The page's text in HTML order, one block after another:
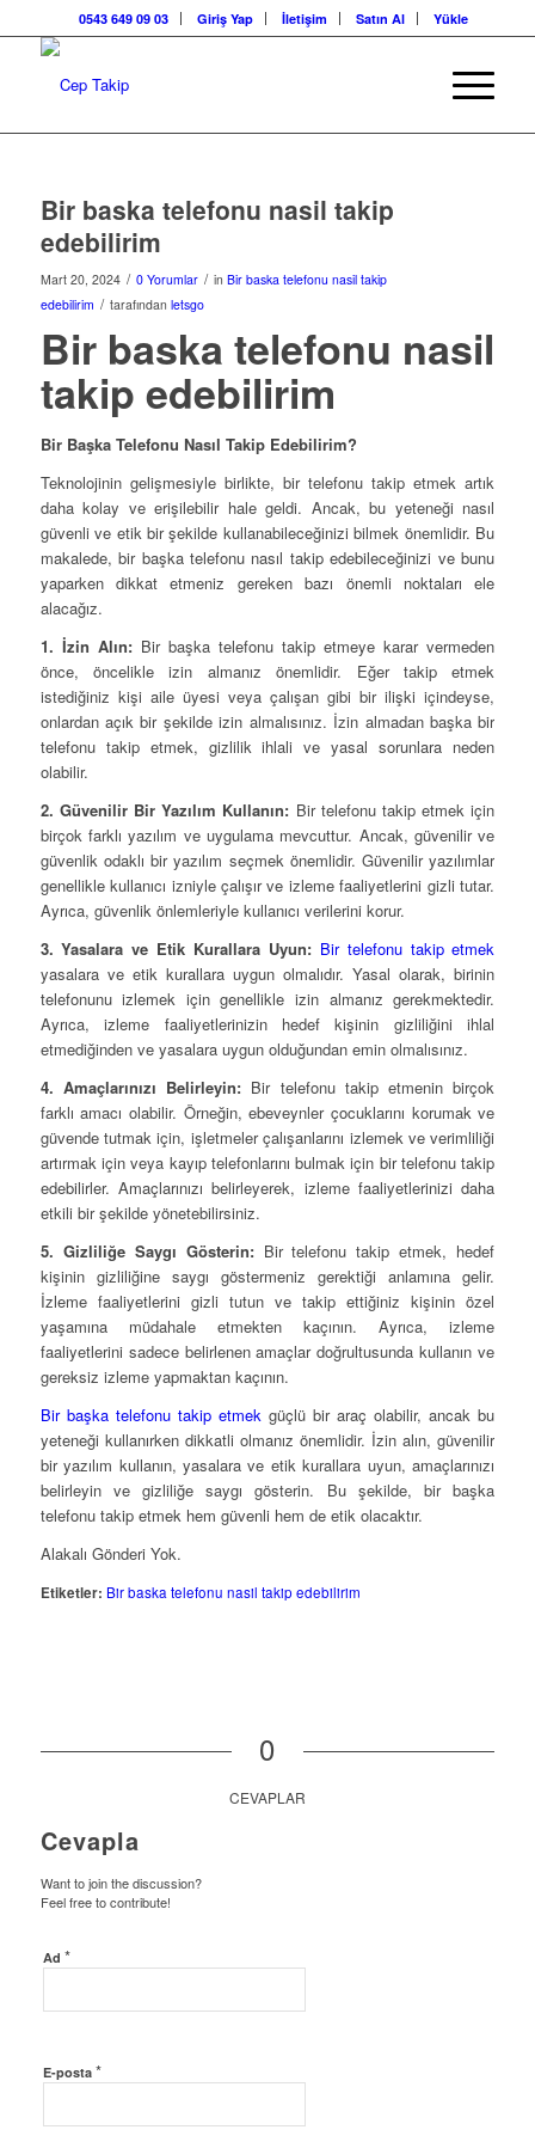
0543 649 09 03 Giriş Yap İletişim Satın Al Yükle
Bir baska telefonu nasil takip
edebilirim
Mart 20, 2024 / 0 Yorumlar / in Bir baska telefonu nasil takip
edebilirim / tarafından letsgo
Bir baska telefonu nasil
takip edebilirim
Bir Başka Telefonu Nasıl Takip Edebilirim?
Teknolojinin gelişmesiyle birlikte, bir telefonu takip etmek artık
daha kolay ve erişilebilir hale geldi. Ancak, bu yeteneği nasıl
güvenli ve etik bir şekilde kullanabileceğinizi bilmek önemlidir. Bu
makalede, bir başka telefonu nasıl takip edebileceğinizi ve bunu
yaparken dikkat etmeniz gereken bazı önemli noktaları ele
alacağız.
1. İzin Alın:Bir başka telefonu takip etmeye karar vermeden
önce, öncelikle izin almanız önemlidir. Eğer takip etmek
istediğiniz kişi aile üyesi veya çalışan gibi bir ilişki içindeyse,
onlardan açık bir şekilde izin almalısınız. İzin almadan başka bir
telefonu takip etmek, gizlilik ihlali ve yasal sorunlara neden
olabilir.
2. Güvenilir Bir Yazılım Kullanın: Bir telefonu takip etmek için
birçok farklı yazılım ve uygulama mevcuttur. Ancak, güvenilir ve
güvenlik odaklı bir yazılım seçmek önemlidir. Güvenilir yazılımlar
genellikle kullanıcı izniyle çalışır ve izleme faaliyetlerini gizli tutar.
Ayrıca, güvenlik önlemleriyle kullanıcı verilerini korur.
3. Yasalara ve Etik Kurallara Uyun: Bir telefonu takip etmek
yasalara ve etik kurallara uygun olmalıdır. Yasal olarak, birinin
telefonunu izlemek için genellikle izin almanız gerekmektedir.
Ayrıca, izleme faaliyetlerinizin hedef kişinin gizliliğini ihlal
etmediğinden ve yasalara uygun olduğundan emin olmalısınız.
4. Amaçlarınızı Belirleyin: Bir telefonu takip etmenin birçok
farklı amacı olabilir. Örneğin, ebeveynler çocuklarını korumak ve
güvende tutmak için, işletmeler çalışanlarını izlemek ve verimliliği
artırmak için veya kayıp telefonlarını bulmak için bir telefonu takip
edebilirler. Amaçlarınızı belirleyerek, izleme faaliyetlerinizi daha
etkili bir şekilde yönetebilirsiniz.
5. Gizliliğe Saygı Gösterin:Bir telefonu takip etmek, hedef
kişinin gizliliğine saygı göstermeniz gerektiği anlamına gelir.
İzleme faaliyetlerini gizli tutun ve takip ettiğiniz kişinin özel
yaşamına müdahale etmekten kaçının. Ayrıca, izleme
faaliyetlerini sadece belirlenen amaçlar doğrultusunda kullanın ve
gereksiz izleme yapmaktan kaçının.
Bir başka telefonu takip etmekgüçlü bir araç olabilir, ancak bu
yeteneği kullanırken dikkatli olmanız önemlidir. İzin alın, güvenilir
bir yazılım kullanın, yasalara ve etik kurallara uyun, amaçlarınızı
belirleyin ve gizliliğe saygı gösterin. Bu şekilde, bir başka
telefonu takip etmek hem güvenli hem de etik olacaktır.
Alakalı Gönderi Yok.
Etiketler: Bir baska telefonu nasil takip edebilirim
0
CEVAPLAR
Cevapla
Want to join the discussion?
Feel free to contribute!
Ad *
E-posta *